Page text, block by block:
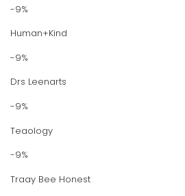
-9%
Human+Kind
-9%
Drs Leenarts
-9%
Teaology
-9%
Traay Bee Honest